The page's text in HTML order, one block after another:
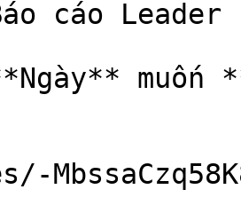
cáo